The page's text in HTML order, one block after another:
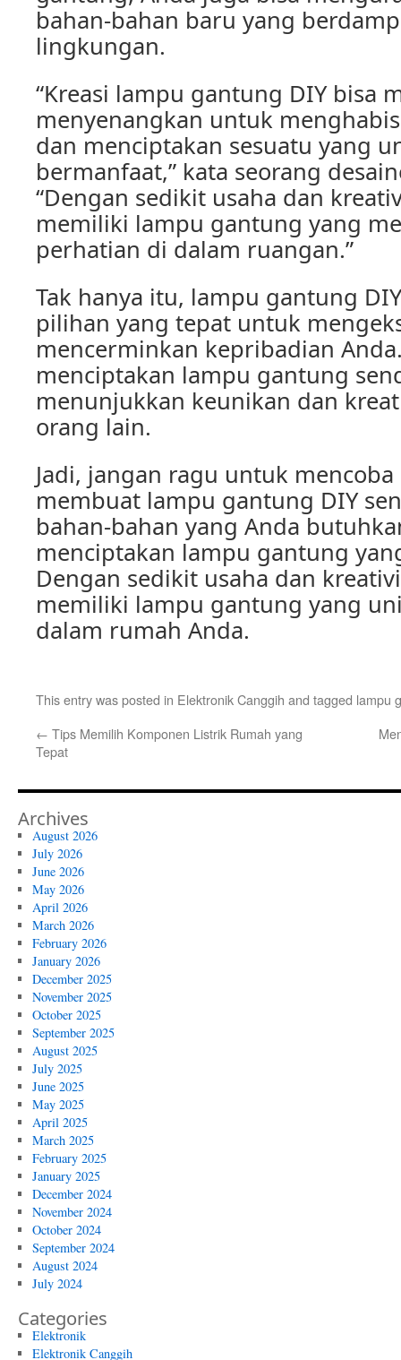
bahan-bahan baru yang
lingkungan.
“Kreasi lampu gantung DIY bisa
menyenangkan untuk
dan menciptakan sesuatu yang
bermanfaat,” kata seorang
“Dengan sedikit usaha dan
memiliki lampu gantung yang
perhatian di dalam ruangan.”
Tak hanya itu, lampu gantung
pilihan yang tepat untuk
mencerminkan kepribadian
menciptakan lampu gantung
menunjukkan keunikan dan
orang lain.
Jadi, jangan ragu untuk
membuat lampu gantung DIY
bahan-bahan yang Anda
menciptakan lampu gantung
Dengan sedikit usaha dan
memiliki lampu gantung yang
dalam rumah Anda.
This entry was posted in Elektronik Canggih and tagged lampu
← Tips Memilih Komponen Listrik Rumah yang
Tepat
Archives
August 2026
July 2026
June 2026
May 2026
April 2026
March 2026
February 2026
January 2026
December 2025
November 2025
October 2025
September 2025
August 2025
July 2025
June 2025
May 2025
April 2025
March 2025
February 2025
January 2025
December 2024
November 2024
October 2024
September 2024
August 2024
July 2024
Categories
Elektronik
Elektronik Canggih